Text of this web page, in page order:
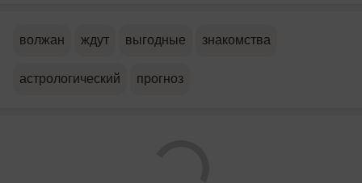
волжан ждут выгодные знакомства
астрологический прогноз